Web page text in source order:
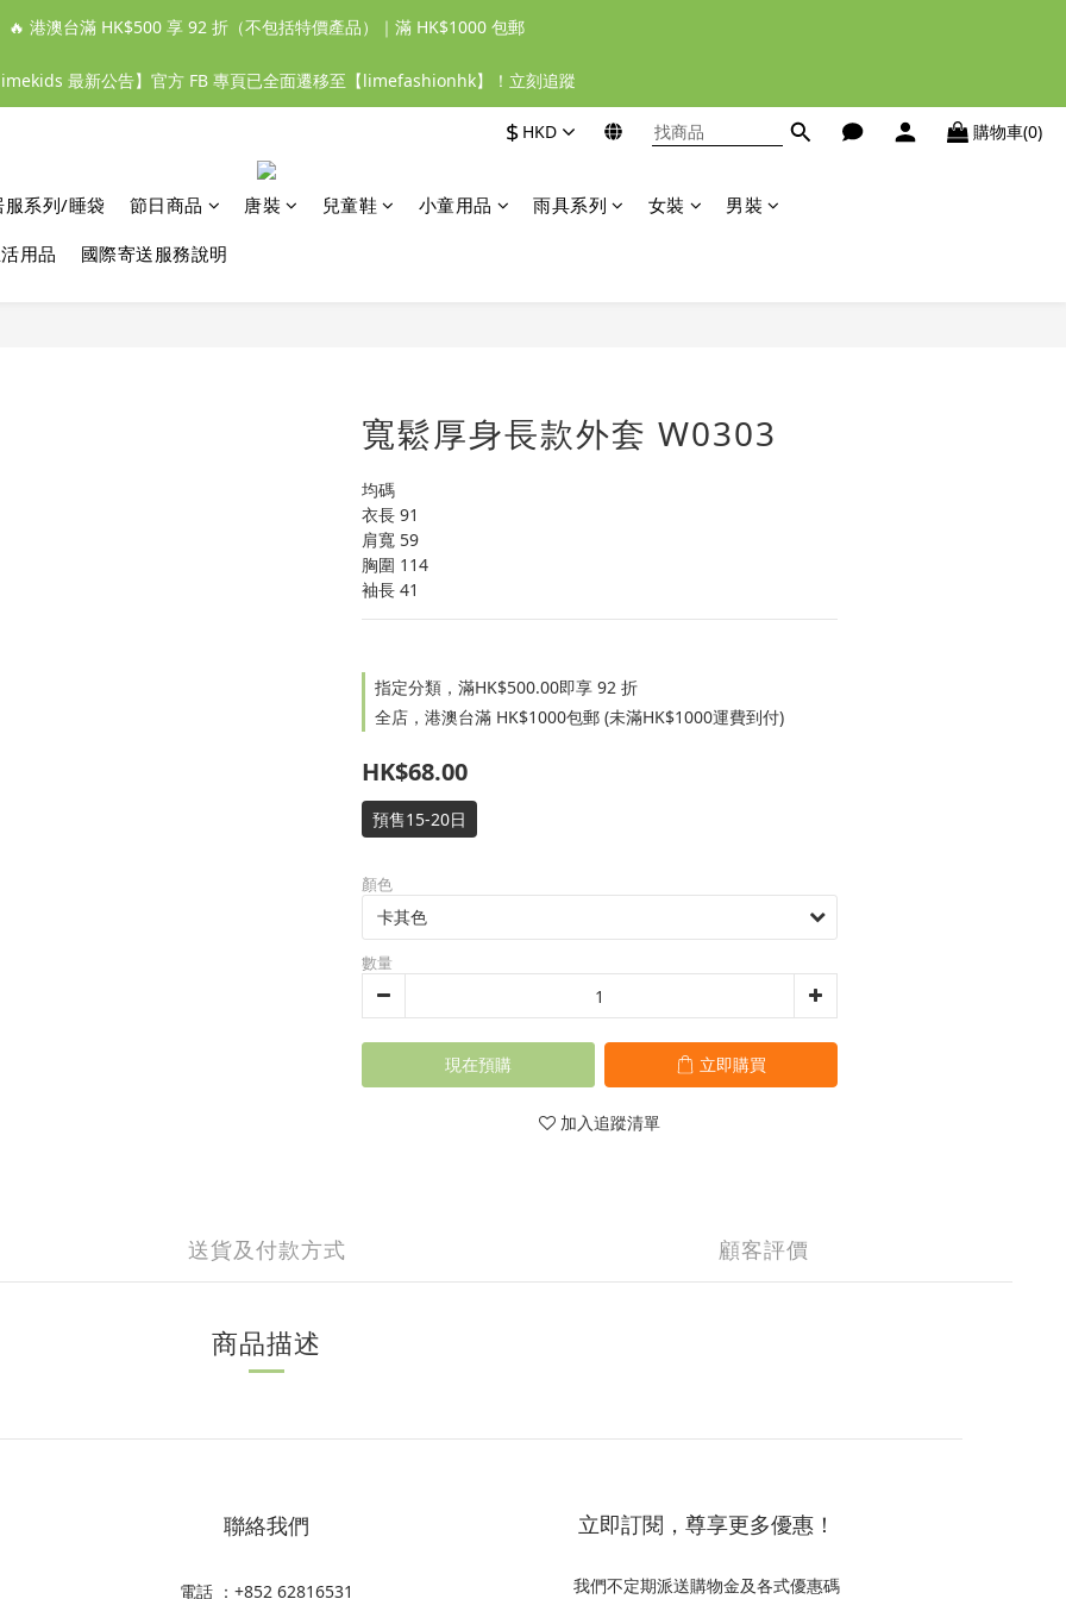
🔥 港澳台滿 HK$500 享 92 折（不包括特價產品）｜滿 HK$1000 包郵
最新公告】官方 FB 專頁已全面遷移至【limefashionhk】！立刻追蹤
$ HKD 購物車(0)
服系列/睡袋 節日商品 唐裝 兒童鞋 小童用品 雨具系列 女裝 男裝
用品 國際寄送服務說明
寬鬆厚身長款外套 W0303
均碼
衣長 91
肩寬 59
胸圍 114
袖長 41
指定分類，滿HK$500.00即享 92 折
全店，港澳台滿 HK$1000包郵 (未滿HK$1000運費到付)
HK$68.00
預售15-20日
顏色
數量
現在預購 立即購買
加入追蹤清單
送貨及付款方式 顧客評價
商品描述
聯絡我們
電話 ：+852 62816531
立即訂閱，尊享更多優惠！
我們不定期派送購物金及各式優惠碼